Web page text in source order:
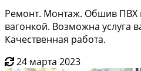
Ремонт. Монтаж. Обшив ПВХ
вагонкой. Возможна услуга
Качественная работа.
24 марта 2023